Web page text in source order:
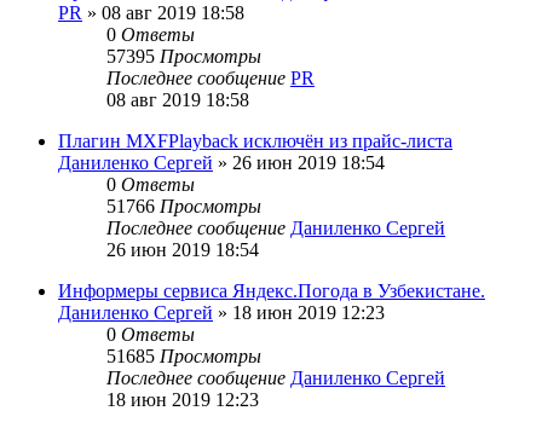
PR » 08 авг 2019 18:58
0 Ответы
57395 Просмотры
Последнее сообщение PR
08 авг 2019 18:58
Плагин MXFPlayback исключён из прайс-листа
Даниленко Сергей » 26 июн 2019 18:54
0 Ответы
51766 Просмотры
Последнее сообщение Даниленко Сергей
26 июн 2019 18:54
Информеры сервиса Яндекс.Погода в Узбекистане.
Даниленко Сергей » 18 июн 2019 12:23
0 Ответы
51685 Просмотры
Последнее сообщение Даниленко Сергей
18 июн 2019 12:23